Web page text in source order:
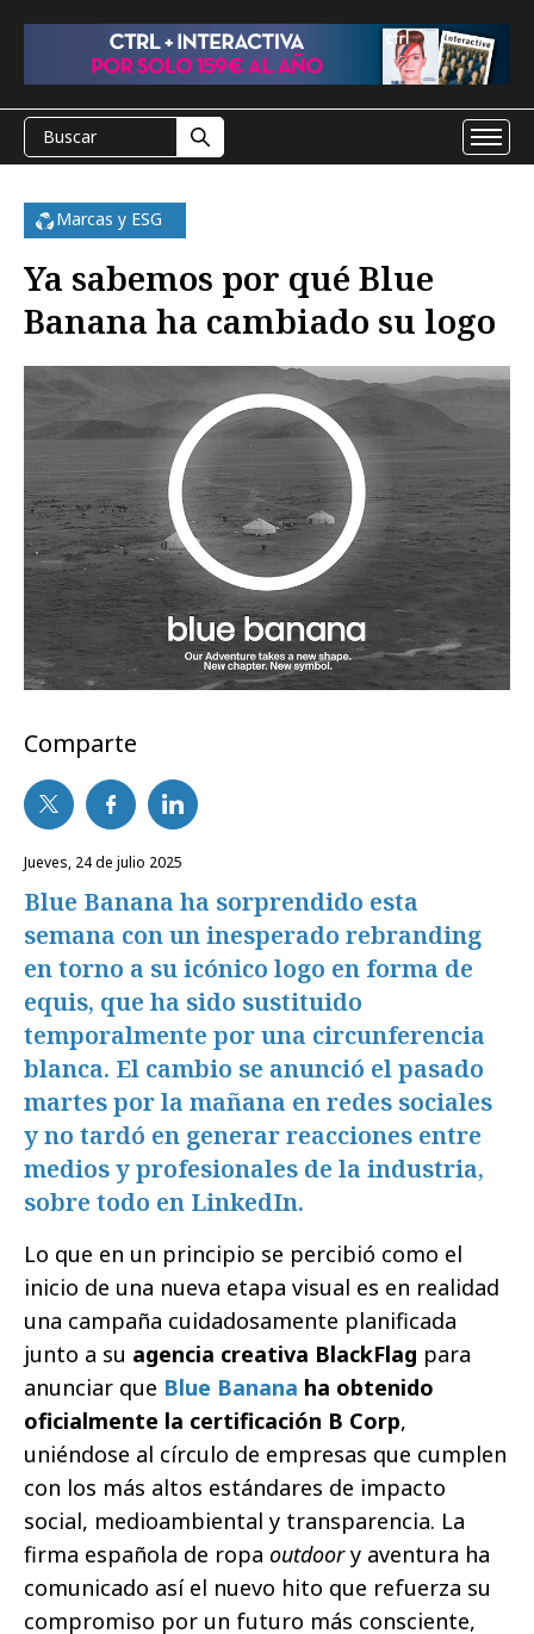
Marcas y ESG
Ya sabemos por qué Blue
Banana ha cambiado su logo
Comparte
jueves, 24 de julio 2025
Blue Banana ha sorprendido esta
semana con un inesperado rebranding
en torno a su icónico logo en forma de
equis, que ha sido sustituido
temporalmente por una circunferencia
blanca. El cambio se anunció el pasado
martes por la mañana en redes sociales
y no tardó en generar reacciones entre
medios y profesionales de la industria,
sobre todo en LinkedIn.
Lo que en un principio se percibió como el
inicio de una nueva etapa visual es en realidad
una campaña cuidadosamente planificada
junto a su agencia creativa BlackFlag para
anunciar que Blue Banana ha obtenido
oficialmente la certificación B Corp,
uniéndose al círculo de empresas que cumplen
con los más altos estándares de impacto
social, medioambiental y transparencia. La
firma española de ropa outdoory aventura ha
comunicado así el nuevo hito que refuerza su
compromiso por un futuro más consciente,